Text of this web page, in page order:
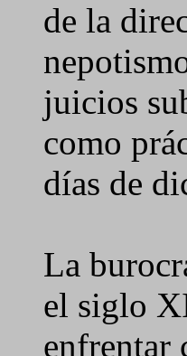
de la
juicios
como
días de
La
el siglo
enfrentar